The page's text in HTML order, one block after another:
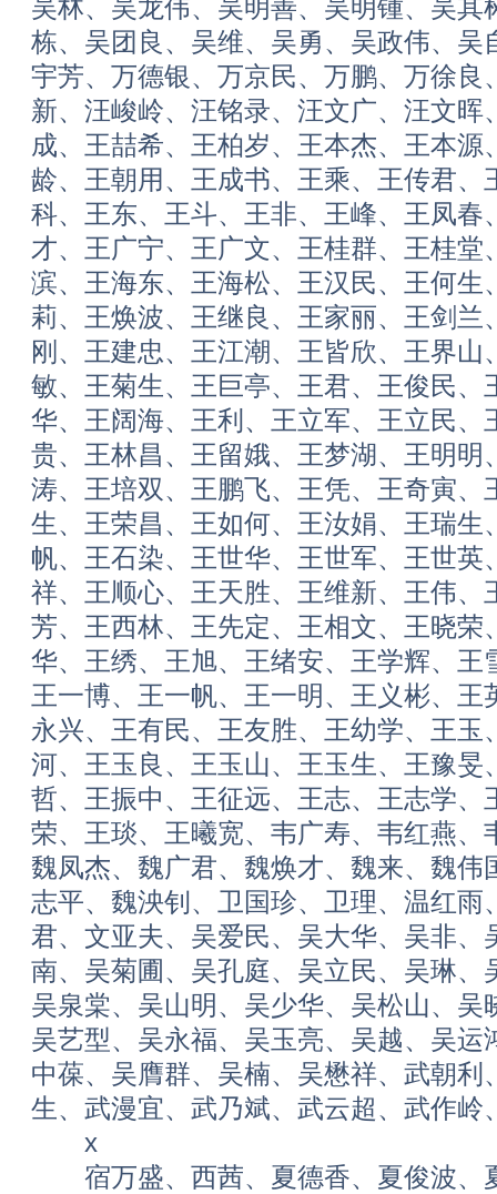
吴林、吴龙伟、吴明善、吴明锺、吴其
栋、吴团良、吴维、吴勇、吴政伟、吴
宇芳、万德银、万京民、万鹏、万徐良
新、汪峻岭、汪铭录、汪文广、汪文晖
成、王喆希、王柏岁、王本杰、王本源
龄、王朝用、王成书、王乘、王传君、
科、王东、王斗、王非、王峰、王凤春
才、王广宁、王广文、王桂群、王桂堂
滨、王海东、王海松、王汉民、王何生
莉、王焕波、王继良、王家丽、王剑兰
刚、王建忠、王江潮、王皆欣、王界山
敏、王菊生、王巨亭、王君、王俊民、
华、王阔海、王利、王立军、王立民、
贵、王林昌、王留娥、王梦湖、王明明
涛、王培双、王鹏飞、王凭、王奇寅、
生、王荣昌、王如何、王汝娟、王瑞生
帆、王石染、王世华、王世军、王世英
祥、王顺心、王天胜、王维新、王伟、
芳、王西林、王先定、王相文、王晓荣
华、王绣、王旭、王绪安、王学辉、王
王一博、王一帆、王一明、王义彬、王
永兴、王有民、王友胜、王幼学、王玉
河、王玉良、王玉山、王玉生、王豫旻
哲、王振中、王征远、王志、王志学、
荣、王琰、王曦宽、韦广寿、韦红燕、
魏凤杰、魏广君、魏焕才、魏来、魏伟
志平、魏泱钊、卫国珍、卫理、温红雨
君、文亚夫、吴爱民、吴大华、吴非、
南、吴菊圃、吴孔庭、吴立民、吴琳、
吴泉棠、吴山明、吴少华、吴松山、吴
吴艺型、吴永福、吴玉亮、吴越、吴运
中葆、吴膺群、吴楠、吴懋祥、武朝利
生、武漫宜、武乃斌、武云超、武作岭
x
宿万盛、西茜、夏德香、夏俊波、